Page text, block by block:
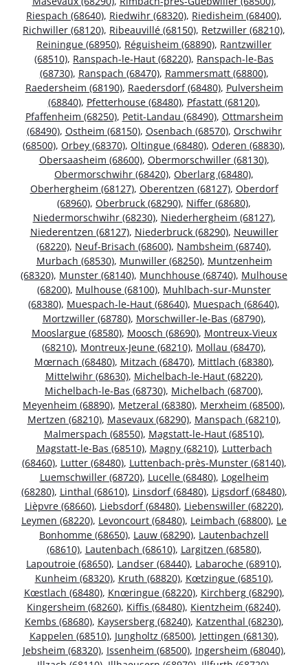
Riespach (68640), Riedwihr (68320), Riedisheim (68400),
Richwiller (68120), Ribeauvillé (68150), Retzwiller (68210),
Reiningue (68950), Réguisheim (68890), Rantzwiller
(68510), Ranspach-le-Haut (68220), Ranspach-le-Bas
(68730), Ranspach (68470), Rammersmatt (68800),
Raedersheim (68190), Raedersdorf (68480), Pulversheim
(68840), Pfetterhouse (68480), Pfastatt (68120),
Pfaffenheim (68250), Petit-Landau (68490), Ottmarsheim
(68490), Ostheim (68150), Osenbach (68570), Orschwihr
(68500), Orbey (68370), Oltingue (68480), Oderen (68830),
Obersaasheim (68600), Obermorschwiller (68130),
Obermorschwihr (68420), Oberlarg (68480),
Oberhergheim (68127), Oberentzen (68127), Oberdorf
(68960), Oberbruck (68290), Niffer (68680),
Niedermorschwihr (68230), Niederhergheim (68127),
Niederentzen (68127), Niederbruck (68290), Neuwiller
(68220), Neuf-Brisach (68600), Nambsheim (68740),
Murbach (68530), Munwiller (68250), Muntzenheim
(68320), Munster (68140), Munchhouse (68740), Mulhouse
(68200), Mulhouse (68100), Muhlbach-sur-Munster
(68380), Muespach-le-Haut (68640), Muespach (68640),
Mortzwiller (68780), Morschwiller-le-Bas (68790),
Mooslargue (68580), Moosch (68690), Montreux-Vieux
(68210), Montreux-Jeune (68210), Mollau (68470),
Mœrnach (68480), Mitzach (68470), Mittlach (68380),
Mittelwihr (68630), Michelbach-le-Haut (68220),
Michelbach-le-Bas (68730), Michelbach (68700),
Meyenheim (68890), Metzeral (68380), Merxheim (68500),
Mertzen (68210), Masevaux (68290), Manspach (68210),
Malmerspach (68550), Magstatt-le-Haut (68510),
Magstatt-le-Bas (68510), Magny (68210), Lutterbach
(68460), Lutter (68480), Luttenbach-près-Munster (68140),
Luemschwiller (68720), Lucelle (68480), Logelheim
(68280), Linthal (68610), Linsdorf (68480), Ligsdorf (68480),
Lièpvre (68660), Liebsdorf (68480), Liebenswiller (68220),
Leymen (68220), Levoncourt (68480), Leimbach (68800), Le
Bonhomme (68650), Lauw (68290), Lautenbachzell
(68610), Lautenbach (68610), Largitzen (68580),
Lapoutroie (68650), Landser (68440), Labaroche (68910),
Kunheim (68320), Kruth (68820), Kœtzingue (68510),
Kœstlach (68480), Knœringue (68220), Kirchberg (68290),
Kingersheim (68260), Kiffis (68480), Kientzheim (68240),
Kembs (68680), Kaysersberg (68240), Katzenthal (68230),
Kappelen (68510), Jungholtz (68500), Jettingen (68130),
Jebsheim (68320), Issenheim (68500), Ingersheim (68040),